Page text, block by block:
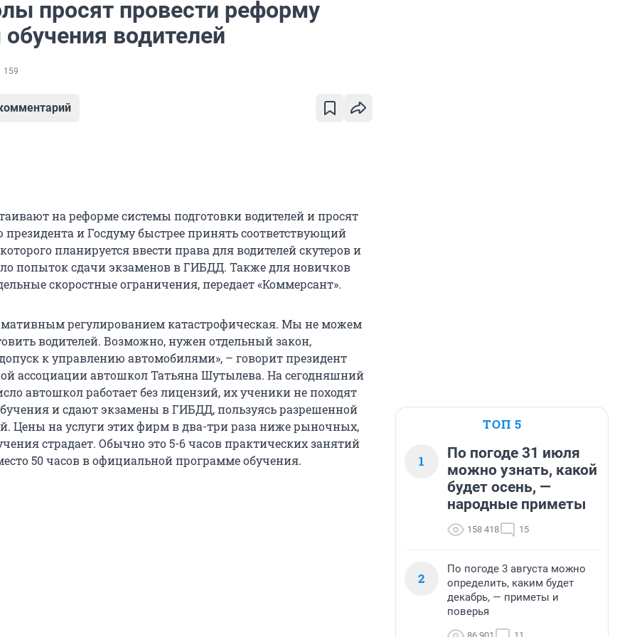
просят провести реформу
водителей
159
на реформе системы подготовки водителей и просят
и Госдуму быстрее принять соответствующий
планируется ввести права для водителей скутеров и
попыток сдачи экзаменов в ГИБДД. Также для новичков
скоростные ограничения, передает «Коммерсант».
регулированием катастрофическая. Мы не можем
водителей. Возможно, нужен отдельный закон,
к управлению автомобилями», – говорит президент
ассоциации автошкол Татьяна Шутылева. На сегодняшний
автошкол работает без лицензий, их ученики не походят
и сдают экзамены в ГИБДД, пользуясь разрешенной
Цены на услуги этих фирм в два-три раза ниже рыночных,
страдает. Обычно это 5-6 часов практических занятий
50 часов в официальной программе обучения.
ТОП 5
1
По погоде 31 июля
можно узнать, какой
будет осень, —
народные приметы
158 418 15
2
По погоде 3 августа можно
определить, каким будет
декабрь, — приметы и
поверья